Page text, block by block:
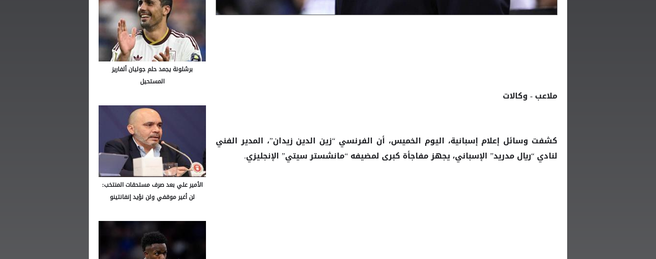
ملاعب - وكالات
كشفت وسائل إعلام إسبانية، اليوم الخميس، أن الفرنسي “زين الدين زيدان”، المدير الفني
لنادي “ريال مدريد” الإسباني، يجهزمفاجأة كبرى لمضيفه “مانشستر سيتي” الإنجليزي.
برشلونة يجمد حلم جوليان ألفاريز
المستحيل
الأمير علي بعد صرف مستحقات المنتخب:
لن أغير موقفي ولن نؤيد إنفانتينو